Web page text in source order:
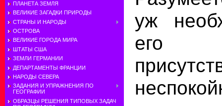
ПЛАНЕТА ЗЕМЛЯ
ВЕЛИКИЕ ЗАГАДКИ ПРИРОДЫ
СТРАНЫ И НАРОДЫ
ОСТРОВА
ВЕЛИКИЕ ГОРОДА МИРА
ШТАТЫ США
ЗЕМЛИ ГЕРМАНИИ
ДЕПАРТАМЕНТЫ ФРАНЦИИ
НАРОДЫ СЕВЕРА
ЗАДАНИЯ И УПРАЖНЕНИЯ ПО
ГЕОГРАФИИ
ОБРАЗЦЫ РЕШЕНИЯ ТИПОВЫХ ЗАДАЧ
уж
его